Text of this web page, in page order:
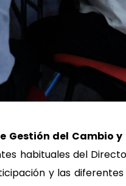
Gestión del Cambio
habituales del
y las